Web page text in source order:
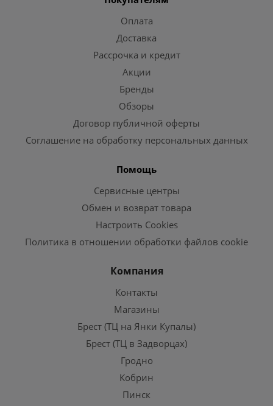
Оплата
Доставка
Рассрочка и кредит
Акции
Бренды
Обзоры
Договор публичной оферты
Соглашение на обработку персональных данных
Помощь
Сервисные центры
Обмен и возврат товара
Настроить Cookies
Политика в отношении обработки файлов cookie
Компания
Контакты
Магазины
Брест (ТЦ на Янки Купалы)
Брест (ТЦ в Задворцах)
Гродно
Кобрин
Пинск